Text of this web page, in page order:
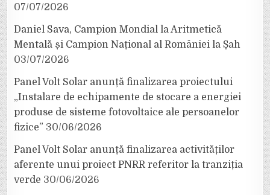
07/07/2026
Daniel Sava, Campion Mondial la Aritmetică
Mentală și Campion Național al României la Șah
03/07/2026
Panel Volt Solar anunță finalizarea proiectului
„Instalare de echipamente de stocare a energiei
produse de sisteme fotovoltaice ale persoanelor
fizice” 30/06/2026
Panel Volt Solar anunță finalizarea activităților
aferente unui proiect PNRR referitor la tranziția
verde 30/06/2026